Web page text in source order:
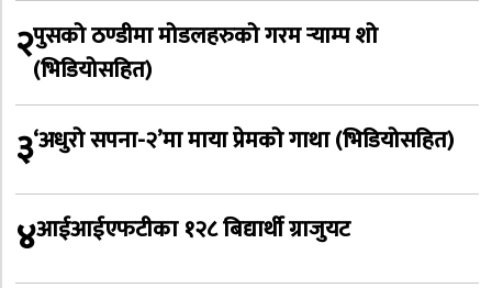
२पुसको ठण्डीमा मोडलहरुको गरम र्‍याम्प शो
(भिडियोसहित)
३‘अधुरो सपना-२’मा माया प्रेमको गाथा (भिडियोसहित)
४आईआईएफटीका १२८ बिद्यार्थी ग्राजुयट